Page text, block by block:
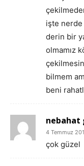
işte
derin bir
olmamız
bilmem
beni
nebahat
4 Temmuz
çok güzel